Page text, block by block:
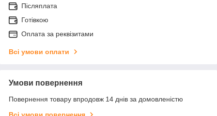
Післяплата
Готівкою
Оплата за реквізитами
Всі умови оплати
Умови повернення
Повернення товару впродовж 14 днів за домовленістю